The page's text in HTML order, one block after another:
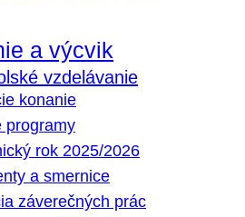
a výcvik
vzdelávanie
konanie
programy
rok 2025/2026
a smernice
záverečných prác